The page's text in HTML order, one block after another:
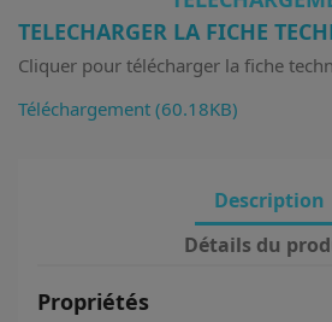
TELECHARGER LA FICHE
Cliquer pour télécharger la fiche
Téléchargement (60.18KB)
Description
Détails du
Propriétés